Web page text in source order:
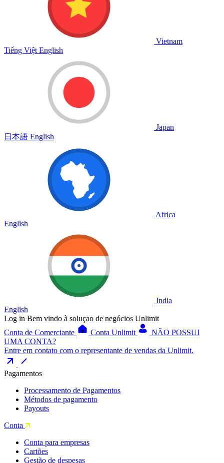
Vietnam
Tiếng Việt English
Japan
日本語 English
Africa
English
India
English
Log in Bem vindo à soluçao de negócios Unlimit
Conta de Comerciante
Conta Unlimit
NÃO POSSUI
UMA CONTA?
Entre em contato com o representante de vendas da Unlimit.
Pagamentos
Processamento de Pagamentos
Métodos de pagamento
Payouts
Conta
Conta para empresas
Cartões
Gestão de despesas